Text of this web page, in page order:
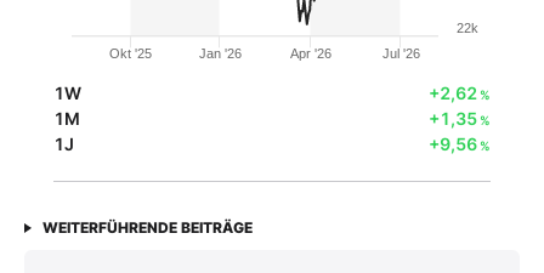
Okt '25 Jan '26 Apr '26 Jul '26
22k
1W +2,62%
1M +1,35%
1J +9,56%
WEITERFÜHRENDE BEITRÄGE